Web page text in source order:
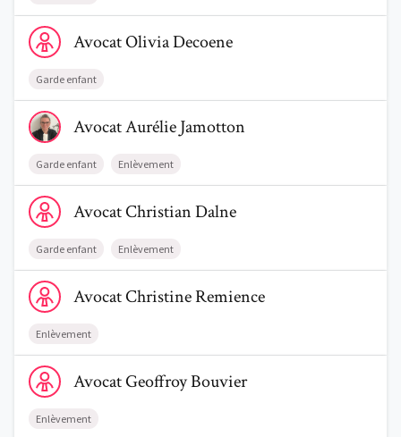
Voir le profil de AvocatOlivia Decoene
AvocatOliviaDecoene
Garde enfant
Voir le profil de AvocatAurélie Jamotton
AvocatAurélieJamotton
Garde enfant Enlèvement
Voir le profil de AvocatChristian Dalne
AvocatChristianDalne
Garde enfant Enlèvement
Voir le profil de AvocatChristine Remience
AvocatChristineRemience
Enlèvement
Voir le profil de AvocatGeoffroy Bouvier
AvocatGeoffroyBouvier
Enlèvement